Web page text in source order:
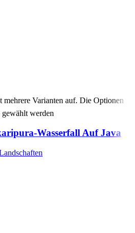
mehrere Varianten auf. Die Optionen
werden
Wasserfall Auf Java